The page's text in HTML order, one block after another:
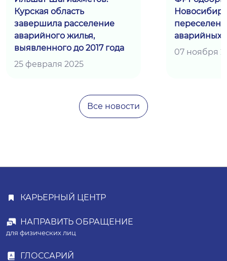
Курская область
завершила расселение
аварийного жилья,
выявленного до 2017 года
25 февраля 2025
аварийных
07 ноября
Все новости
КАРЬЕРНЫЙ ЦЕНТР
НАПРАВИТЬ ОБРАЩЕНИЕ
для физических лиц
ГЛОССАРИЙ